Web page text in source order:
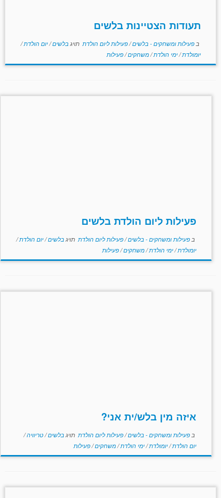
תעודות הצטיינות בלשים
ב פעילות ומשחקים - בלשים/פעילות ליום הולדת תויגבלשים/יום הולדת/
יומולדת/ימי הולדת/משחקים/פעילות
פעילות ליום הולדת בלשים
ב פעילות ומשחקים - בלשים/פעילות ליום הולדת תויגבלשים/יום הולדת/
יומולדת/ימי הולדת/משחקים/פעילות
איזה מין בלש/ית אני?
ב פעילות ומשחקים - בלשים/פעילות ליום הולדת תויגבלשים/טריוויה/
יום הולדת/יומולדת/ימי הולדת/משחקים/פעילות